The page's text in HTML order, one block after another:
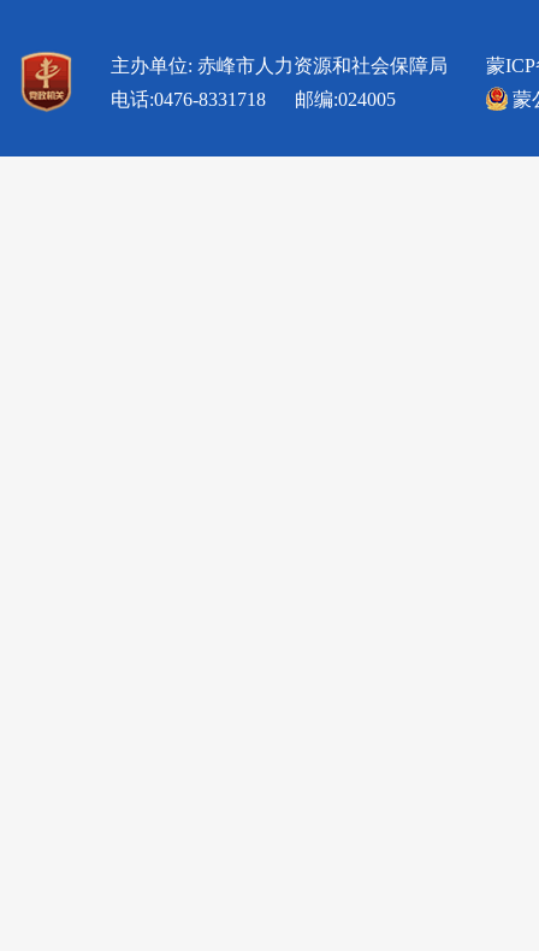
主办单位: 赤峰市人力资源和社会保障局
电话:0476-8331718 邮编:024005
蒙ICP
蒙